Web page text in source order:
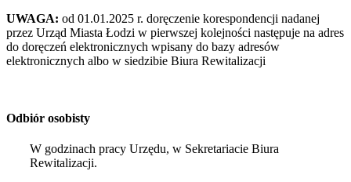
UWAGA: od 01.01.2025 r. doręczenie korespondencji nadanej
przez Urząd Miasta Łodzi w pierwszej kolejności następuje na adres
do doręczeń elektronicznych wpisany do bazy adresów
elektronicznych albo w siedzibie Biura Rewitalizacji
Odbiór osobisty
W godzinach pracy Urzędu, w Sekretariacie Biura
Rewitalizacji.